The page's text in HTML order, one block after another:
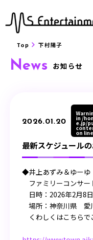
Top 下村陽子
News お知らせ
2026.01.20 in /
e.jp/
on line
最新スケジュール
◆井上あずみ＆ゆー
ファミリーコンサー
日時：2026年2月8
場所：神奈川県 愛
くわしくはこちらで